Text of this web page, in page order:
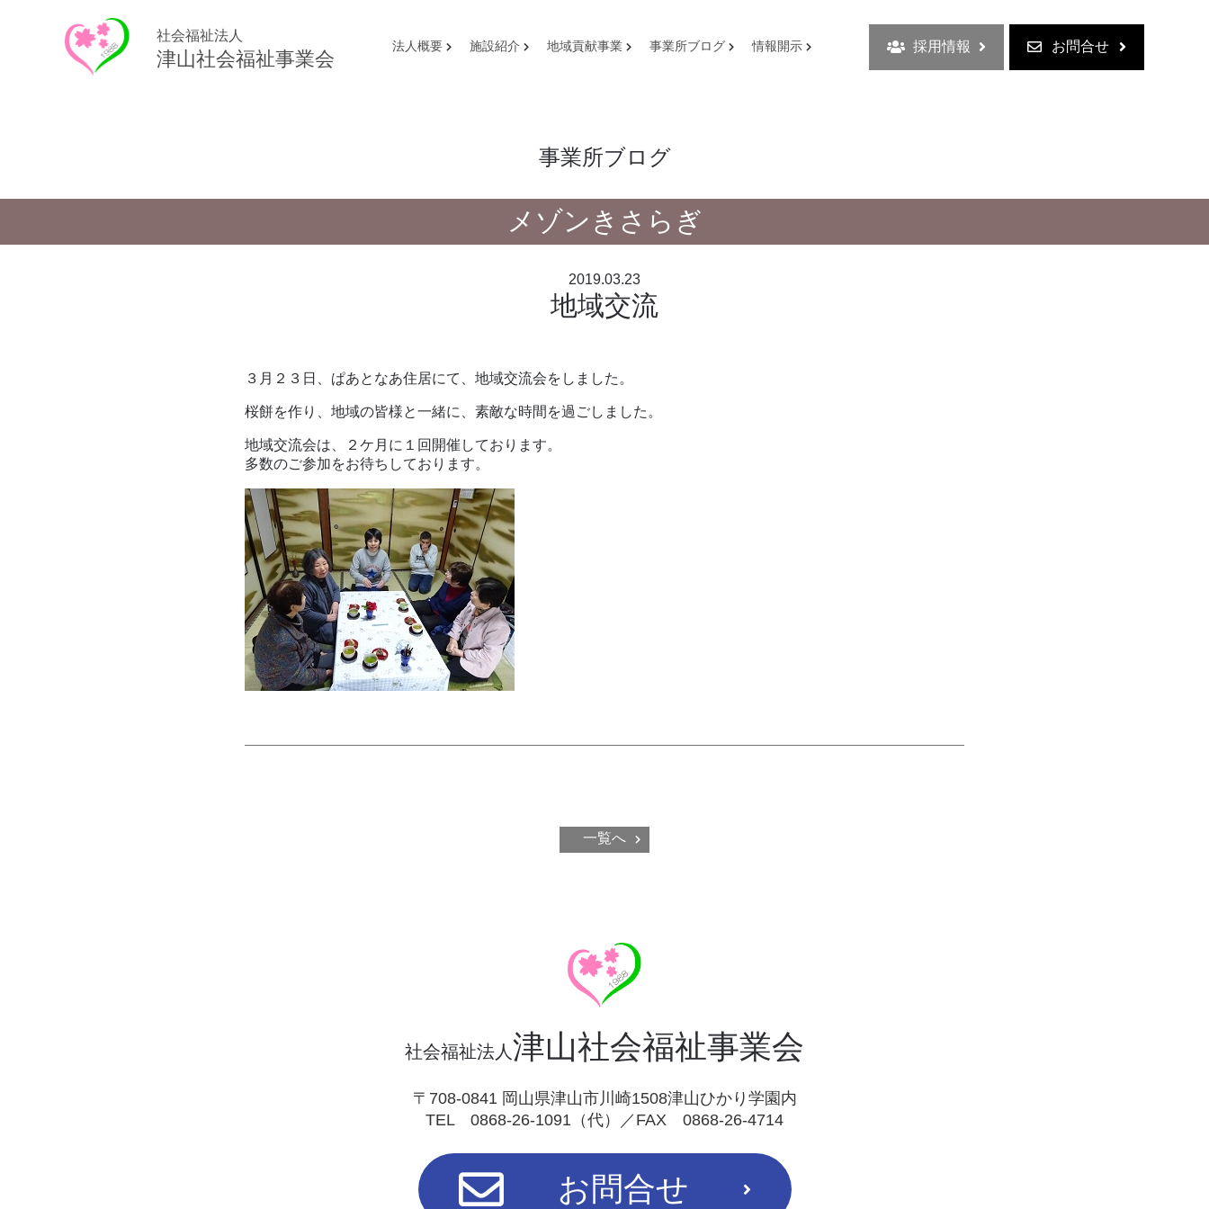
社会福祉法人
津山社会福祉事業会
法人概要 施設紹介 地域貢献事業 事業所ブログ 情報開示 採用情報 お問合せ
事業所ブログ
メゾンきさらぎ
2019.03.23
地域交流
３月２３日、ぱあとなあ住居にて、地域交流会をしました。
桜餅を作り、地域の皆様と一緒に、素敵な時間を過ごしました。
地域交流会は、２ケ月に１回開催しております。
多数のご参加をお待ちしております。
一覧へ
社会福祉法人津山社会福祉事業会
〒708-0841 岡山県津山市川崎1508津山ひかり学園内
TEL 0868-26-1091（代）／FAX 0868-26-4714
お問合せ